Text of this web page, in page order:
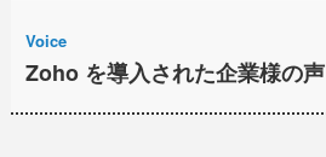
Voice
Zoho を導入された企業様の声